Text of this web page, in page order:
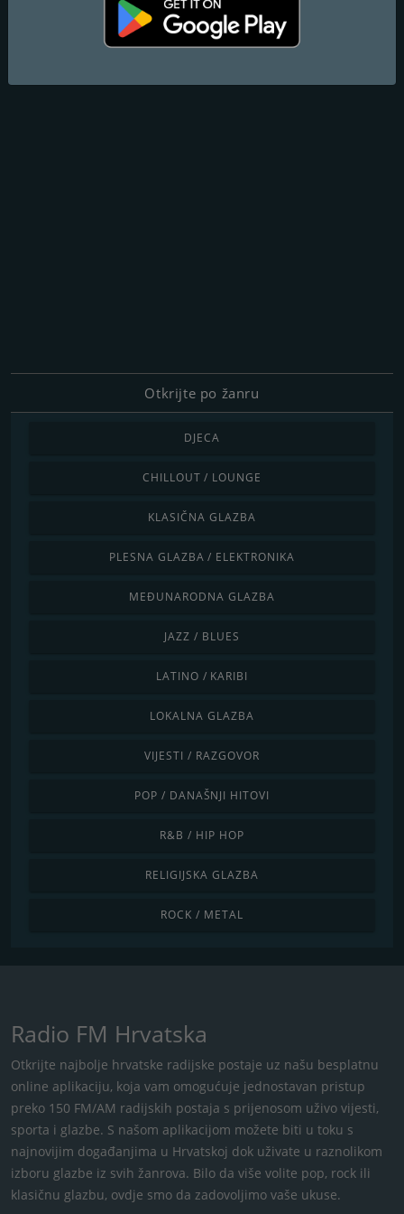
Otkrijte po žanru
DJECA
CHILLOUT / LOUNGE
KLASIČNA GLAZBA
PLESNA GLAZBA / ELEKTRONIKA
MEĐUNARODNA GLAZBA
JAZZ / BLUES
LATINO / KARIBI
LOKALNA GLAZBA
VIJESTI / RAZGOVOR
POP / DANAŠNJI HITOVI
R&B / HIP HOP
RELIGIJSKA GLAZBA
ROCK / METAL
Radio FM Hrvatska
Otkrijte najbolje hrvatske radijske postaje uz našu besplatnu
online aplikaciju, koja vam omogućuje jednostavan pristup
preko 150 FM/AM radijskih postaja s ​​prijenosom uživo vijesti,
sporta i glazbe. S našom aplikacijom možete biti u toku s
najnovijim događanjima u Hrvatskoj dok uživate u raznolikom
izboru glazbe iz svih žanrova. Bilo da više volite pop, rock ili
klasičnu glazbu, ovdje smo da zadovoljimo vaše ukuse.